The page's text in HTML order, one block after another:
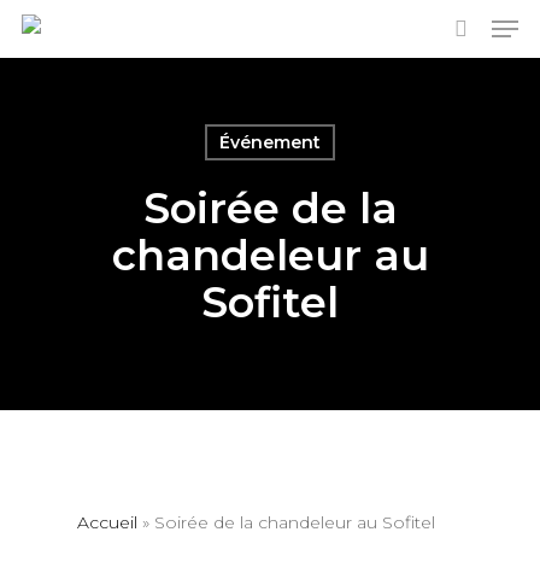
Skip
search
Événement
Soirée de la
chandeleur au
Sofitel
Accueil » Soirée de la chandeleur au Sofitel